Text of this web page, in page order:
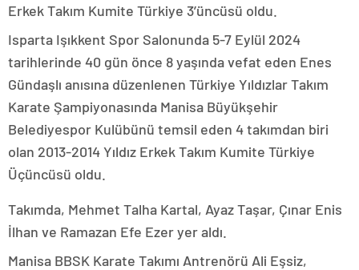
Erkek Takım Kumite Türkiye 3’üncüsü oldu.
Isparta Işıkkent Spor Salonunda 5-7 Eylül 2024
tarihlerinde 40 gün önce 8 yaşında vefat eden Enes
Gündaşlı anısına düzenlenen Türkiye Yıldızlar Takım
Karate Şampiyonasında Manisa Büyükşehir
Belediyespor Kulübünü temsil eden 4 takımdan biri
olan 2013-2014 Yıldız Erkek Takım Kumite Türkiye
Üçüncüsü oldu.
Takımda, Mehmet Talha Kartal, Ayaz Taşar, Çınar Enis
İlhan ve Ramazan Efe Ezer yer aldı.
Manisa BBSK Karate Takımı Antrenörü Ali Eşsiz,